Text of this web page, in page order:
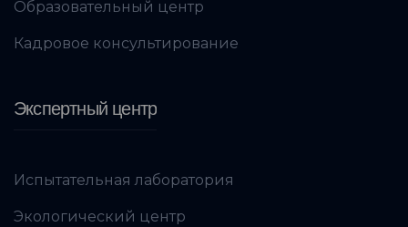
Образовательный центр
Кадровое консультирование
Экспертный центр
Испытательная лаборатория
Экологический центр